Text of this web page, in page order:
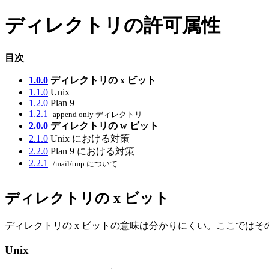
ディレクトリの許可属性
目次
1.0.0 ディレクトリの x ビット
1.1.0 Unix
1.2.0 Plan 9
1.2.1
append only ディレクトリ
2.0.0 ディレクトリの w ビット
2.1.0 Unix における対策
2.2.0 Plan 9 における対策
2.2.1
/mail/tmp について
ディレクトリの x ビット
ディレクトリの x ビットの意味は分かりにくい。ここではそ
Unix